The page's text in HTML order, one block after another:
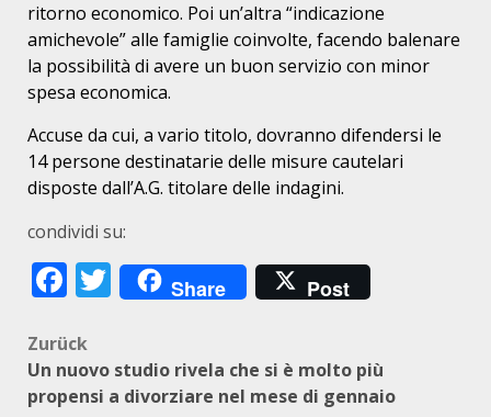
ritorno economico. Poi un’altra “indicazione
amichevole” alle famiglie coinvolte, facendo balenare
la possibilità di avere un buon servizio con minor
spesa economica.
Accuse da cui, a vario titolo, dovranno difendersi le
14 persone destinatarie delle misure cautelari
disposte dall’A.G. titolare delle indagini.
condividi su:
Facebook
Twitter
Share Post
Beitragsnavigation
Zurück
Un nuovo studio rivela che si è molto più
propensi a divorziare nel mese di gennaio